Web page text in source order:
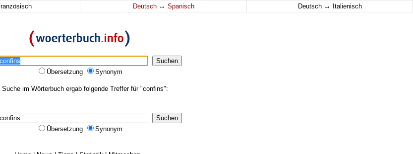
Deutsch ↔ Spanisch Deutsch ↔ Italienisch
Übersetzung
Synonym
Suche im Wörterbuch ergab folgende Treffer für "confins":
Übersetzung
Synonym